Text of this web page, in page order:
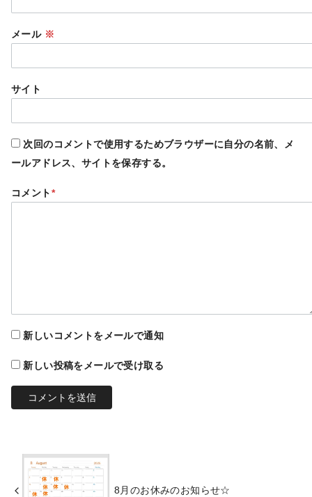
メール ※
サイト
次回のコメントで使用するためブラウザーに自分の名前、メ
ールアドレス、サイトを保存する。
コメント*
新しいコメントをメールで通知
新しい投稿をメールで受け取る
8月のお休みのお知らせ☆